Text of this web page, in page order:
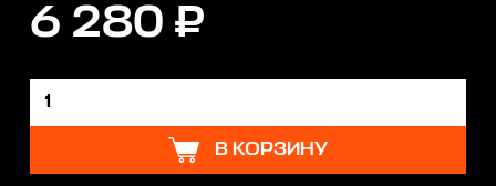
6 280 ₽
В КОРЗИНУ